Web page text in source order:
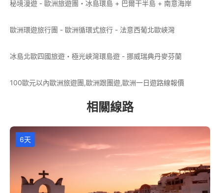
秘境漫遊 - 歐洲旅遊團・冰島環島 + 巴爾干半島 + 南意海岸
歐洲環遊旅行團 - 歐洲循環式旅行 - 法意西葡北歐峽灣
冰島北歐四國旅遊・極光峽灣環島遊 - 挪威瑞典丹麥芬蘭
100歐元以內歐洲旅遊團,歐洲跟團遊,歐洲一日遊路線報價
相關線路
6天